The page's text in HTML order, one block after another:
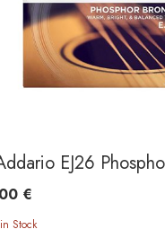
Light 12-53
EJ26
€
Stock